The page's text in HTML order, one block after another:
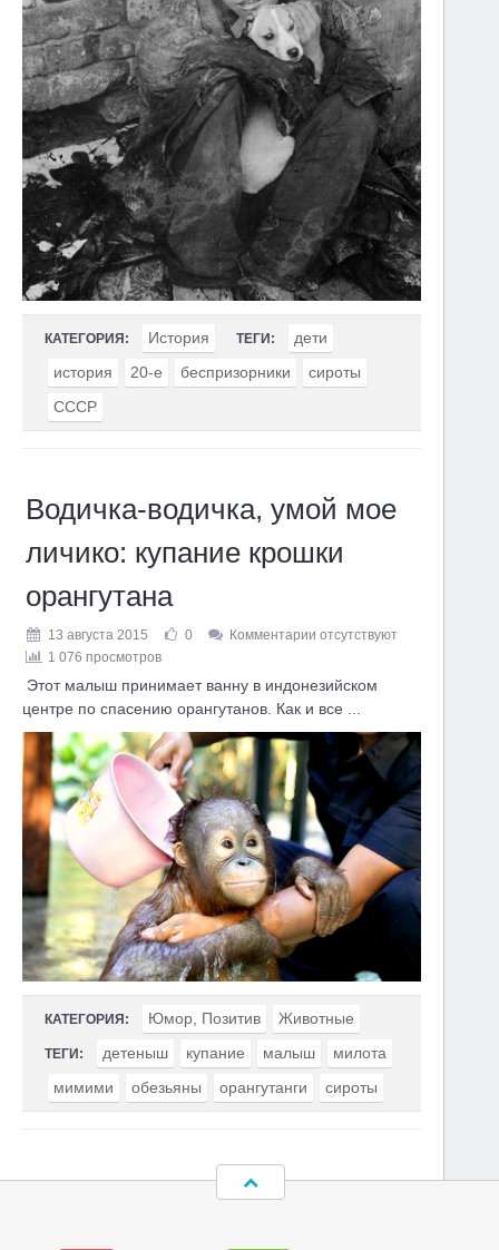
КАТЕГОРИЯ: История ТЕГИ:
дети
история
20-е беспризорники
сироты
СССР
Водичка-водичка, умой мое
личико: купание крошки
орангутана
13 августа 2015 0
Комментарии отсутствуют
1 076 просмотров
Этот малыш принимает ванну в индонезийском
центре по спасению орангутанов. Как и все ...
КАТЕГОРИЯ: Юмор, Позитив Животные
ТЕГИ: детеныш купание малыш
милота
мимими
обезьяны орангутанги сироты